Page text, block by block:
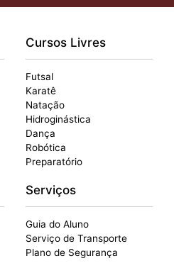
Cursos Livres
Futsal
Karatê
Natação
Hidroginástica
Dança
Robótica
Preparatório
Serviços
Guia do Aluno
Serviço de Transporte
Plano de Segurança